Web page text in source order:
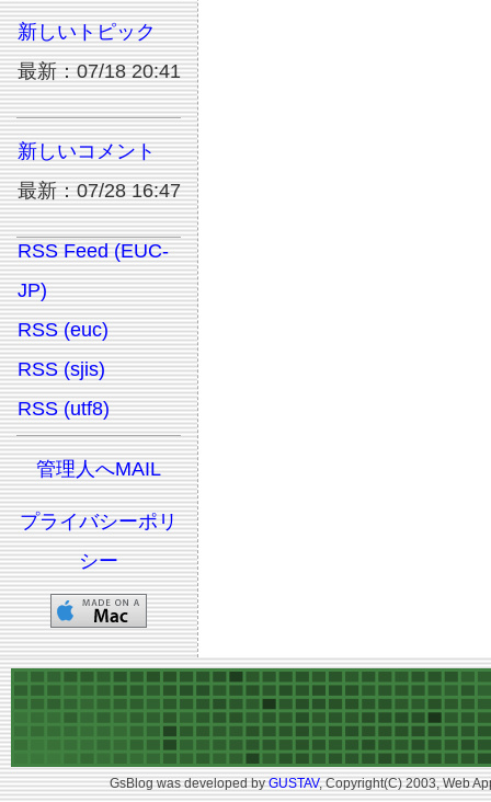
新しいトピック
最新：07/18 20:41
新しいコメント
最新：07/28 16:47
RSS Feed (EUC-
JP)
RSS (euc)
RSS (sjis)
RSS (utf8)
管理人へMAIL
プライバシーポリ
シー
GsBlog was developed byGUSTAV, Copyright(C) 2003, Web